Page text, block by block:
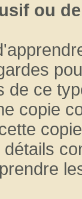
ou
de ce
copie